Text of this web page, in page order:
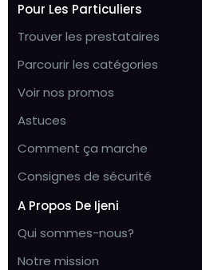
Pour Les Particuliers
Trouver les prestataires
Parcourir les catégories
Voir nos promos
Astuces
Comment ça marche
Consignes de sécurité
A Propos De Ijeni
Qui sommes-nous?
Notre mission